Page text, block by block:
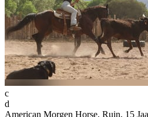
c
d
American Morgen Horse, Ruin, 15